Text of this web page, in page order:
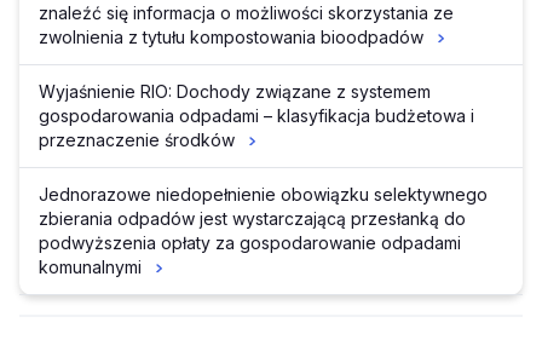
znaleźć się informacja o możliwości skorzystania ze
zwolnienia z tytułu kompostowania bioodpadów
Wyjaśnienie RIO: Dochody związane z systemem
gospodarowania odpadami – klasyfikacja budżetowa i
przeznaczenie środków
Jednorazowe niedopełnienie obowiązku selektywnego
zbierania odpadów jest wystarczającą przesłanką do
podwyższenia opłaty za gospodarowanie odpadami
komunalnymi